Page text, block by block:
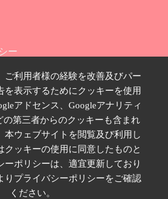
ー
く表示
はこちら
ご利用者様の経験を改善及びパー
を表示するためにクッキーを使用
アドセンス、Googleアナリティ
の第三者からのクッキーも含まれ
本ウェブサイトを閲覧及び利用し
クッキーの使用に同意したものと
ーポリシーは、適宜更新しており
りプライバシーポリシーをご確認
ください。